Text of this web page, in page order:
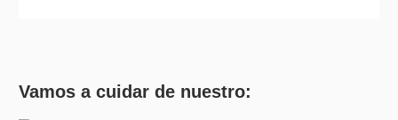
Vamos a cuidar de nuestro: